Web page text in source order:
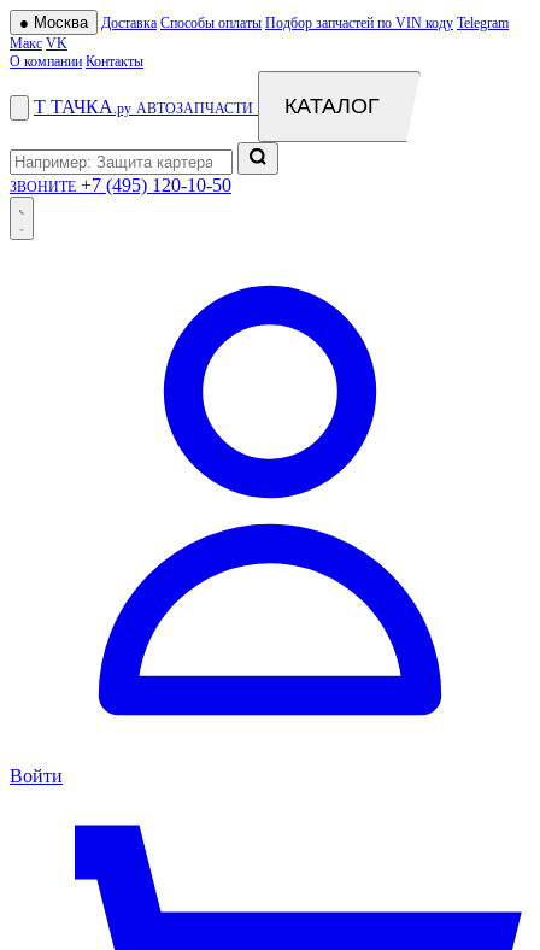
● Москва Доставка Способы оплаты Подбор запчастей по VIN коду Telegram
Макс VK
О компании Контакты
Т ТАЧКА .ру АВТОЗАПЧАСТИ КАТАЛОГ
ЗВОНИТЕ +7 (495) 120-10-50
Войти